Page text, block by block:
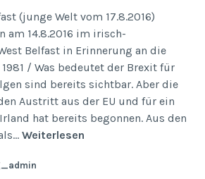
(junge Welt vom 17.8.2016)
am 14.8.2016 im irisch-
Belfast in Erinnerung an die
/ Was bedeutet der Brexit für
sind bereits sichtbar. Aber die
Austritt aus der EU und für ein
hat bereits begonnen. Aus den
Weiterlesen